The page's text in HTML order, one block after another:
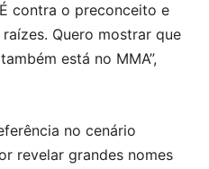
contra o preconceito e
Quero mostrar que
está no MMA”,
no cenário
revelar grandes nomes